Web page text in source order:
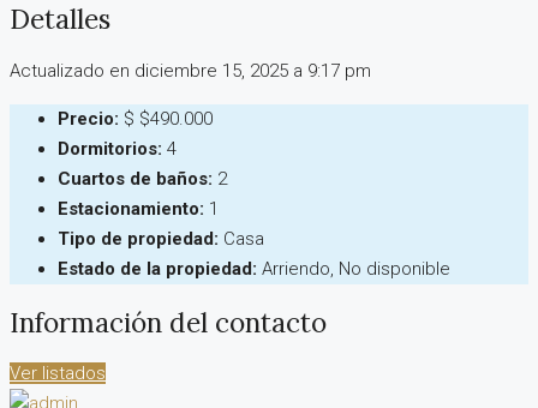
Detalles
Actualizado en diciembre 15, 2025 a 9:17 pm
Precio: $ $490.000
Dormitorios: 4
Cuartos de baños: 2
Estacionamiento: 1
Tipo de propiedad: Casa
Estado de la propiedad: Arriendo, No disponible
Información del contacto
Ver listados